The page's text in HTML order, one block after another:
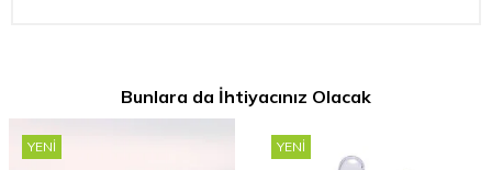
Bunlara da İhtiyacınız Olacak
YENI YENI